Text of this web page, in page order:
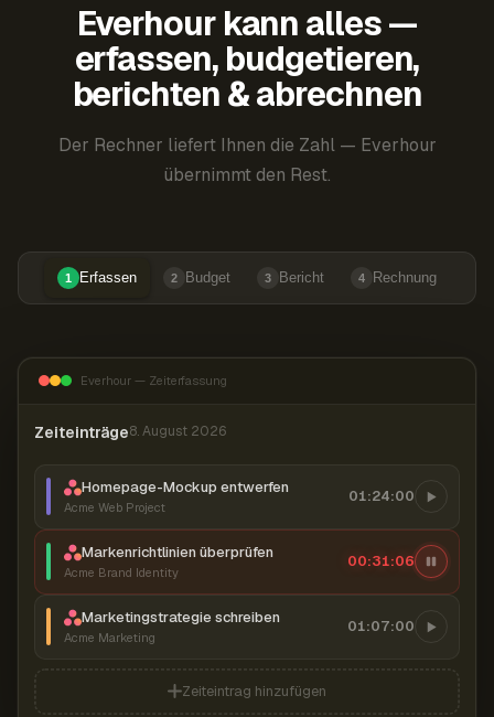
Everhour kann alles —
erfassen, budgetieren,
berichten & abrechnen
Der Rechner liefert Ihnen die Zahl — Everhour
übernimmt den Rest.
1 Erfassen 2 Budget 3 Bericht 4 Rechnung
Everhour — Zeiterfassung
Zeiteinträge8. August 2026
Homepage-Mockup entwerfen
Acme Web Project
01:24:00
Markenrichtlinien überprüfen
Acme Brand Identity
00:31:07
Marketingstrategie schreiben
Acme Marketing
01:07:00
Zeiteintrag hinzufügen